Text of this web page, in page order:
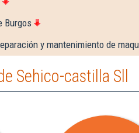
Burgos
y mantenimiento de
Sehico-castilla Sll